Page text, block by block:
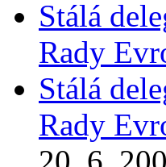
Stálá
Rady
Stálá
Rady